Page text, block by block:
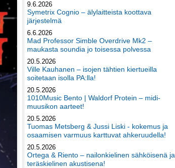
9.6.2026
Symetrix Cognio – älylaitteista koottava
järjestelmä
6.6.2026
Mad Professor Simble Overdrive Mk2 –
maukasta soundia jo toisessa polvessa
20.5.2026
Ville Kauhanen – isojen tähtien kiertueilla
soitetaan isolla PA:lla!
20.5.2026
1010Music Bento | Waldorf Protein – midi-
muusikon aarteet!
20.5.2026
Tuomas Metsberg & Jussi Liski - kokemus ja
osaamisen varmuus karttuvat ahkeruudella!
20.5.2026
Ortega & Riento – nailonkielinen sähköisenä ja
teräskielinen akustisena!